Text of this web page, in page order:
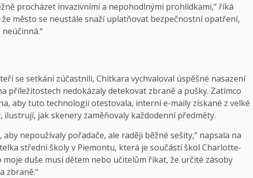
procházet invazivními a nepohodlnými prohlídkami,“ říká
že město se neustále snaží uplatňovat bezpečnostní opatření,
se setkání zúčastnili, Chitkara vychvaloval úspěšné nasazení
příležitostech nedokázaly detekovat zbraně a pušky. Zatímco
aby tuto technologii otestovala, interní e-maily získané z velké
jak skenery zaměňovaly každodenní předměty.
nepoužívaly pořadače, ale raději běžné sešity,“ napsala na
střední školy v Piemontu, která je součástí škol Charlotte-
duše musí dětem nebo učitelům říkat, že určité zásoby
zbraně.“